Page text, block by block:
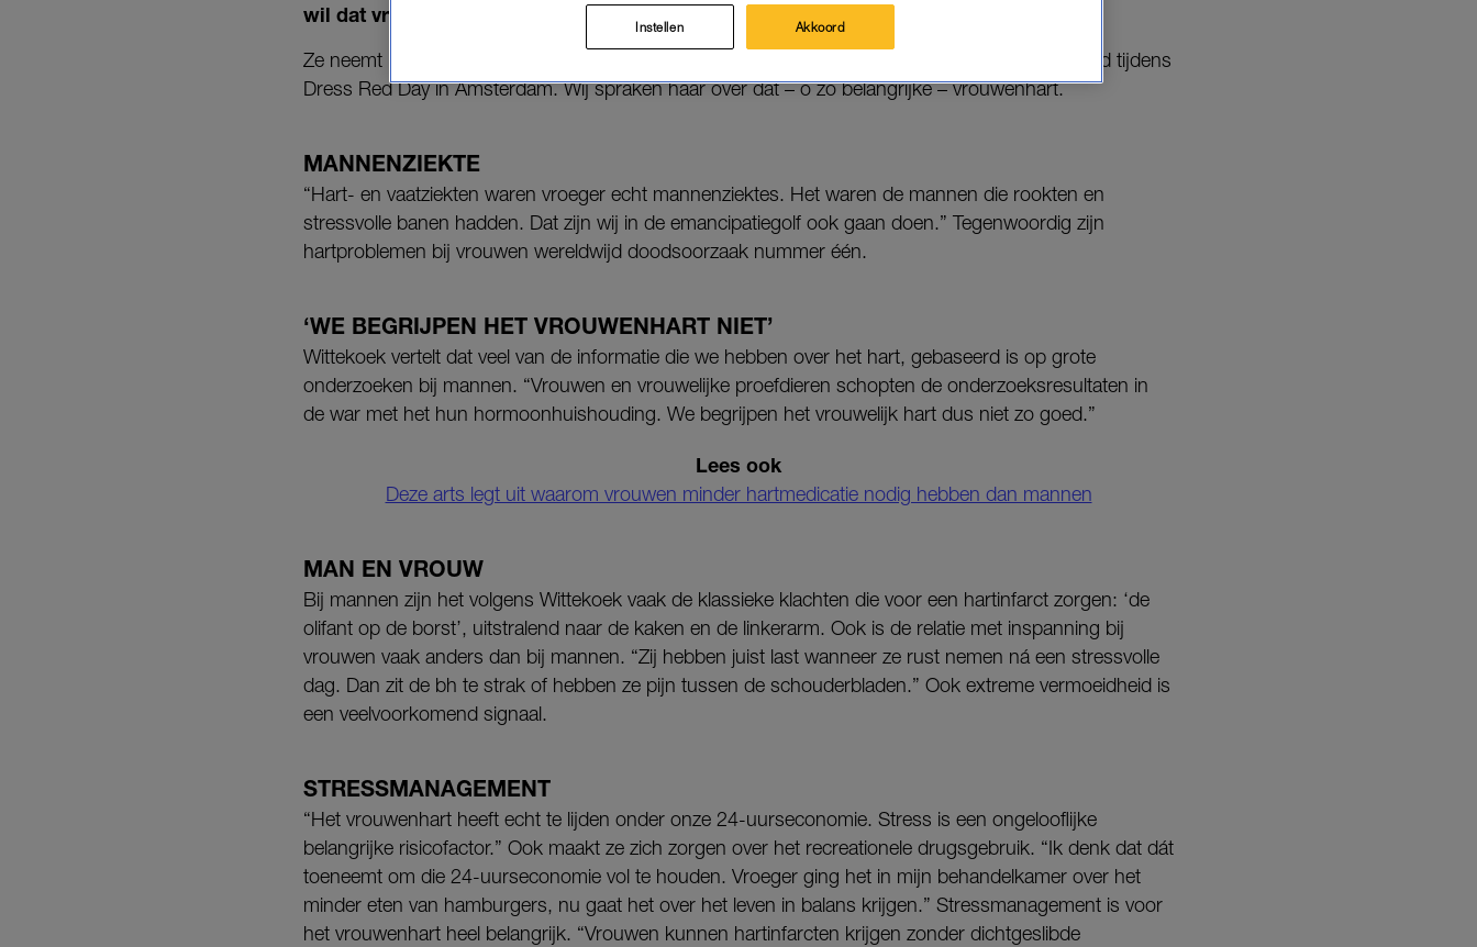
wil dat vrouwen zich bewuster worden van de gezondheid van hun hart.
Ze neemt haar spreekkamer mee naar het toneel in de eerste Vrouwenhart Show van Nederland tijdens
Dress Red Day in Amsterdam. Wij spraken haar over dat – o zo belangrijke – vrouwenhart.
MANNENZIEKTE
“Hart- en vaatziekten waren vroeger echt mannenziektes. Het waren de mannen die rookten en
stressvolle banen hadden. Dat zijn wij in de emancipatiegolf ook gaan doen.” Tegenwoordig zijn
hartproblemen bij vrouwen wereldwijd doodsoorzaak nummer één.
‘WE BEGRIJPEN HET VROUWENHART NIET’
Wittekoek vertelt dat veel van de informatie die we hebben over het hart, gebaseerd is op grote
onderzoeken bij mannen. “Vrouwen en vrouwelijke proefdieren schopten de onderzoeksresultaten in
de war met het hun hormoonhuishouding. We begrijpen het vrouwelijk hart dus niet zo goed.”
Lees ook
Deze arts legt uit waarom vrouwen minder hartmedicatie nodig hebben dan mannen
MAN EN VROUW
Bij mannen zijn het volgens Wittekoek vaak de klassieke klachten die voor een hartinfarct zorgen: ‘de
olifant op de borst’, uitstralend naar de kaken en de linkerarm. Ook is de relatie met inspanning bij
vrouwen vaak anders dan bij mannen. “Zij hebben juist last wanneer ze rust nemen ná een stressvolle
dag. Dan zit de bh te strak of hebben ze pijn tussen de schouderbladen.” Ook extreme vermoeidheid is
een veelvoorkomend signaal.
STRESSMANAGEMENT
“Het vrouwenhart heeft echt te lijden onder onze 24-uurseconomie. Stress is een ongelooflijke
belangrijke risicofactor.” Ook maakt ze zich zorgen over het recreationele drugsgebruik. “Ik denk dat dát
toeneemt om die 24-uurseconomie vol te houden. Vroeger ging het in mijn behandelkamer over het
minder eten van hamburgers, nu gaat het over het leven in balans krijgen.” Stressmanagement is voor
het vrouwenhart heel belangrijk. “Vrouwen kunnen hartinfarcten krijgen zonder dichtgeslibde
Instellen Akkoord